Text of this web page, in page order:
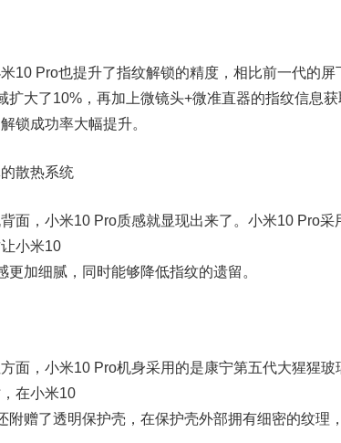
Pro也提升了指纹解锁的精度，相比前一代的屏
扩大了10%，再加上微镜头+微准直器的指纹信息
锁成功率大幅提升。
散热系统
，小米10 Pro质感就显现出来了。小米10 Pro采
小米10
更加细腻，同时能够降低指纹的遗留。
，小米10 Pro机身采用的是康宁第五代大猩猩玻
在小米10
附赠了透明保护壳，在保护壳外部拥有细密的纹理